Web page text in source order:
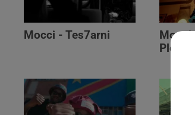
Mocci - Tes7arni